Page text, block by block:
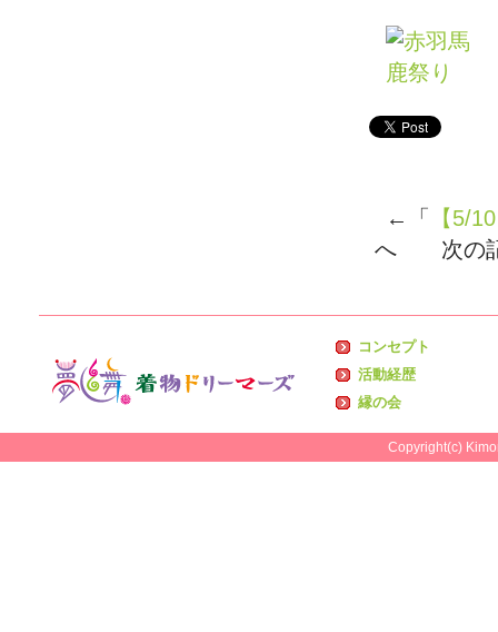
←「
【5/
へ 次の記
コンセプト
活動経歴
縁の会
Copyright(c)